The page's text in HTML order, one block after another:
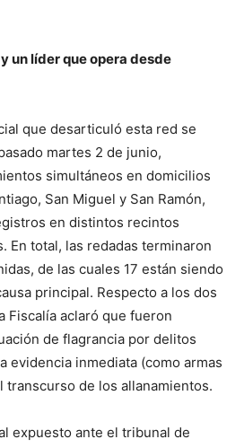
un líder que opera desde
que desarticuló esta red se
martes 2 de junio,
simultáneos en domicilios
San Miguel y San Ramón,
en distintos recintos
En total, las redadas terminaron
de las cuales 17 están siendo
principal. Respecto a los dos
Fiscalía aclaró que fueron
de flagrancia por delitos
evidencia inmediata (como armas
transcurso de los allanamientos.
expuesto ante el tribunal de